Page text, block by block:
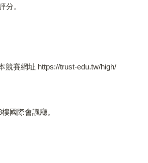
分。
競賽網址 https://trust-edu.tw/high/
國際會議廳。